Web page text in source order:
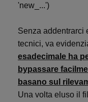
'new_...')
Senza addentrarci
tecnici, va
esadecimale ha
bypassare
basano sul
Una volta eluso il